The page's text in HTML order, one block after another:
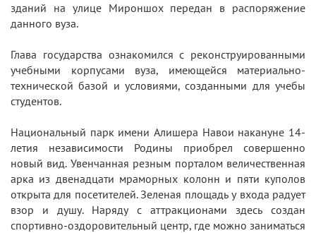
зданий на улице Мироншох передан в распоряжение
данного вуза.
Глава государства ознакомился с реконструированными
учебными корпусами вуза, имеющейся материально-
технической базой и условиями, созданными для учебы
студентов.
Национальный парк имени Алишера Навои накануне 14-
летия независимости Родины приобрел совершенно
новый вид. Увенчанная резным порталом величественная
арка из двенадцати мраморных колонн и пяти куполов
открыта для посетителей. Зеленая площадь у входа радует
взор и душу. Наряду с аттракционами здесь создан
спортивно-оздоровительный центр, где можно заниматься